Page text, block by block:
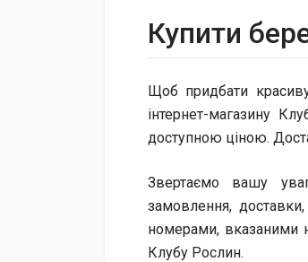
Купити
Щоб придбати
інтернет-магазину
доступною ціною.
Звертаємо вашу
замовлення,
номерами, вказаними
Клубу Рослин.